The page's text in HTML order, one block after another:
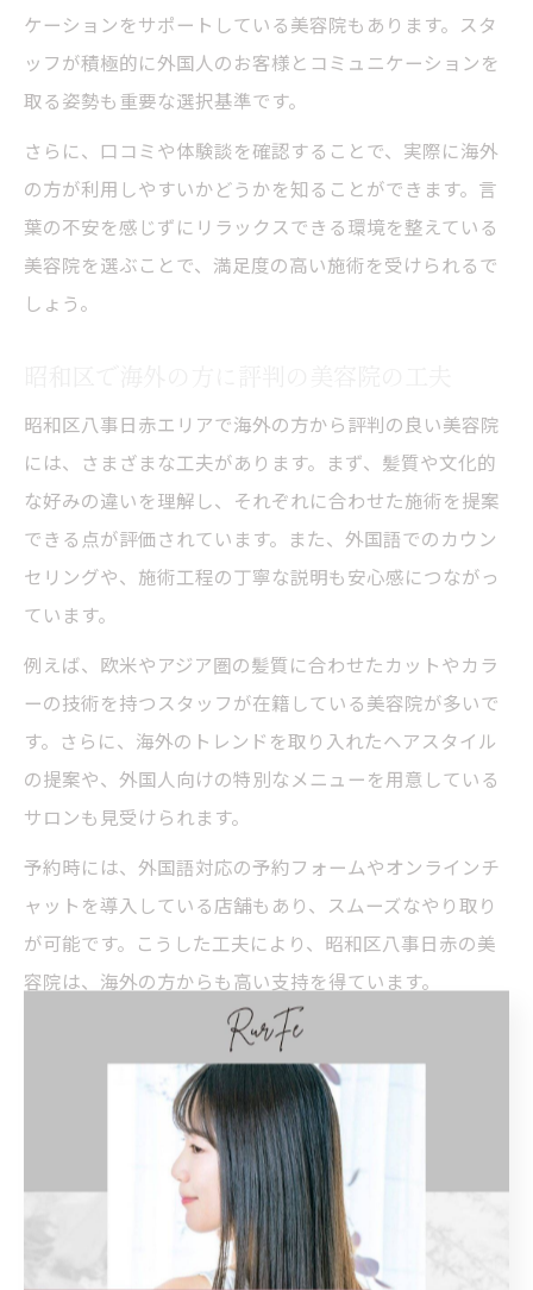
ケーションをサポートしている美容院もあります。スタ
ッフが積極的に外国人のお客様とコミュニケーションを
取る姿勢も重要な選択基準です。
さらに、口コミや体験談を確認することで、実際に海外
の方が利用しやすいかどうかを知ることができます。言
葉の不安を感じずにリラックスできる環境を整えている
美容院を選ぶことで、満足度の高い施術を受けられるで
しょう。
昭和区八事日赤エリアで海外の方から評判の良い美容院
には、さまざまな工夫があります。まず、髪質や文化的
な好みの違いを理解し、それぞれに合わせた施術を提案
できる点が評価されています。また、外国語でのカウン
セリングや、施術工程の丁寧な説明も安心感につながっ
ています。
例えば、欧米やアジア圏の髪質に合わせたカットやカラ
ーの技術を持つスタッフが在籍している美容院が多いで
す。さらに、海外のトレンドを取り入れたヘアスタイル
の提案や、外国人向けの特別なメニューを用意している
サロンも見受けられます。
予約時には、外国語対応の予約フォームやオンラインチ
ャットを導入している店舗もあり、スムーズなやり取り
が可能です。こうした工夫により、昭和区八事日赤の美
容院は、海外の方からも高い支持を得ています。
美容院スタッフのコミュニケーション力に注
美容院選びにおいて、スタッフのコミュニケーション力
は非常に重要なポイントです。特に海外の方の場合、細
やかな要望や髪質の悩みを伝える際に、スタッフが丁寧
にヒアリングし、分かりやすく説明してくれることで、